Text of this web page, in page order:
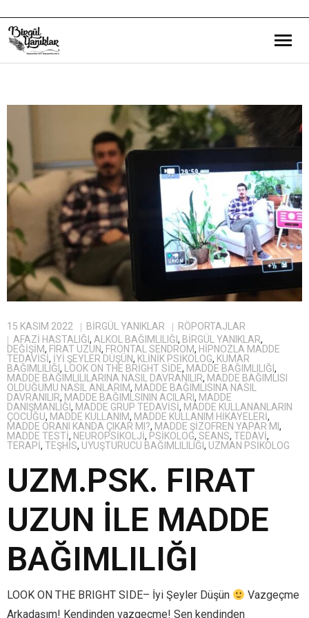
Gezi ve Kültür Yazılarım
Röportajlarım
Destek Olduğum Projeler
Yürüttüğüm Projeler
15 KASIM 2022 BIRGÜL YANIKLAR
RÖPORTAJLAR
AFAZI HASTALIĞI , ALKOL BAĞIMLILIĞI , BIRGÜL YANIKLAR,
DEĞIŞIM, FIRAT UZUN, FRONTAL SENDROM, HIPNOZLA MADDE
TEDAVISI, IYI ŞEYLER DÜŞÜN, KLINIK PSIKOLOG, KUMAR
BAĞIMLILIĞI , LOOK ON THE BRIGHT SIDE, MADDE BAĞIMLILIĞI ,
MADDE BAĞIMLILILARINA NASIL DAVRANILIR, MADDE BAĞIMLISI
OLDUĞUMU NASIL ANLARIM, MADDE BAĞIMLISINA NASIL
DAVRANILIR, MADDE BAĞIMLSININ ACILARI , MADDE
DANIŞMANLIĞI , MADDE GRUP TEDAVISI, MADDE KULLANANLARIN
ÇOCUĞU, MADDE KULLANIM, MADDE KULLANIM HIKAYELERI,
MADDE ORANI KANDA ÇIKAR MI?, MADDE ŞIZOFREN YAPAR MI ,
MADDE TESTI, NEUROPSIKOLJI, PSIKOLOG, SEANS, TEDAVI,
TERAPI, TEŞHIS, UYUŞTURUCU BAĞIMLILILIĞI , UZMAN PSIKOLOG
UZM.PSK. FIRAT
UZUN İLE MADDE
BAĞIMLILIĞI
LOOK ON THE BRIGHT SIDE– İyi Şeyler Düşün
Vazgeçme
Arkadaşım! Kendinden vazgeçme! Sen kendinden